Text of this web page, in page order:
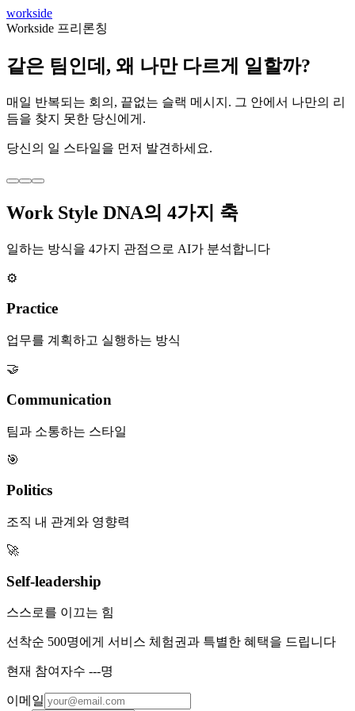
workside
Workside 프리론칭
같은 팀인데, 왜 나만 다르게 일할까?
매일 반복되는 회의, 끝없는 슬랙 메시지. 그 안에서 나만의 리
듬을 찾지 못한 당신에게.
당신의 일 스타일을 먼저 발견하세요.
Work Style DNA의 4가지 축
일하는 방식을 4가지 관점으로 AI가 분석합니다
⚙️
Practice
업무를 계획하고 실행하는 방식
🤝
Communication
팀과 소통하는 스타일
🎯
Politics
조직 내 관계와 영향력
🚀
Self-leadership
스스로를 이끄는 힘
선착순 500명에게 서비스 체험권과 특별한 혜택을 드립니다
현재 참여자수 ---명
이메일